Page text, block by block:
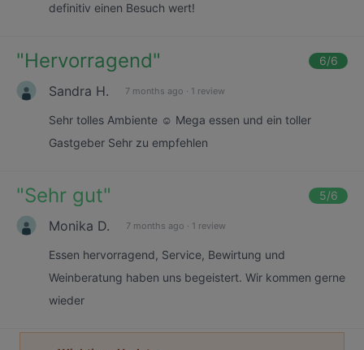
definitiv einen Besuch wert!
"Hervorragend" 6/6
Sandra H. 7 months ago · 1 review
Sehr tolles Ambiente ☺️ Mega essen und ein toller
Gastgeber Sehr zu empfehlen
"Sehr gut" 5/6
Monika D. 7 months ago · 1 review
Essen hervorragend, Service, Bewirtung und
Weinberatung haben uns begeistert. Wir kommen gerne
wieder